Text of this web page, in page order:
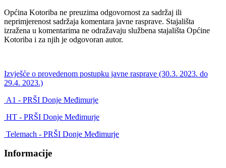
Općina Kotoriba ne preuzima odgovornost za sadržaj ili
neprimjerenost sadržaja komentara javne rasprave. Stajališta
izražena u komentarima ne odražavaju službena stajališta Općine
Kotoriba i za njih je odgovoran autor.
Izvješće o provedenom postupku javne rasprave (30.3. 2023. do
29.4. 2023.)
A1 - PRŠI Donje Međimurje
HT - PRŠI Donje Međimurje
Telemach - PRŠI Donje Međimurje
Informacije